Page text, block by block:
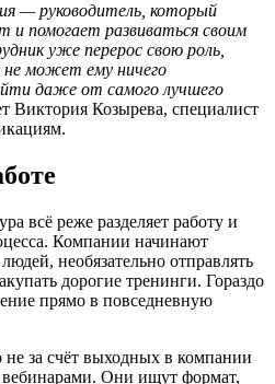
— руководитель, который
помогает развиваться своим
уже перерос свою роль,
не может ему ничего
даже от самого лучшего
Виктория Козырева, специалист
всё реже разделяет работу и
Компании начинают
необязательно отправлять
дорогие тренинги. Гораздо
прямо в повседневную
не за счёт выходных в компании
вебинарами. Они ищут формат,